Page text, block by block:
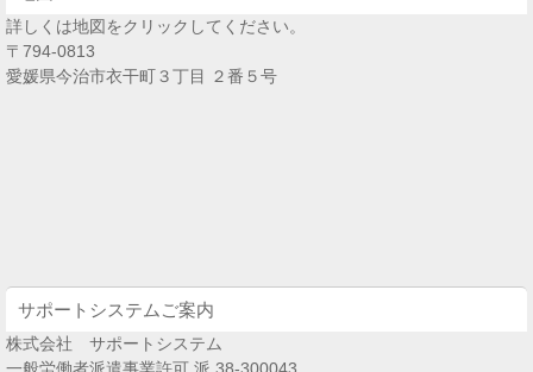
詳しくは地図をクリックしてください。
〒794-0813
愛媛県今治市衣干町３丁目 ２番５号
サポートシステムご案内
株式会社 サポートシステム
一般労働者派遣事業許可 派 38-300043